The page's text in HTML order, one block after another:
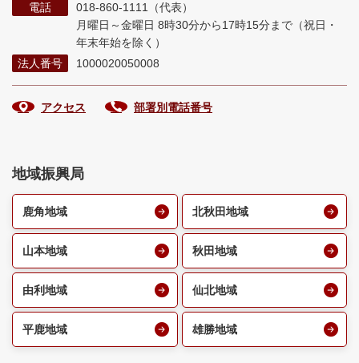
電話
018-860-1111（代表）
月曜日～金曜日 8時30分から17時15分まで （祝日・
年末年始を除く）
法人番号
1000020050008
アクセス 部署別電話番号
地域振興局
鹿角地域 北秋田地域
山本地域 秋田地域
由利地域 仙北地域
平鹿地域 雄勝地域